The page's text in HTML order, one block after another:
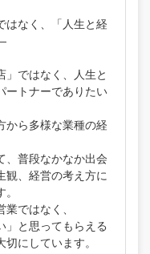
なく、「人生と経
」ではなく、人生と
ートナーでありたい
から多様な業種の経
、普段なかなか出会
観、経営の考え方に
ではなく、
」と思ってもらえる
にしています。